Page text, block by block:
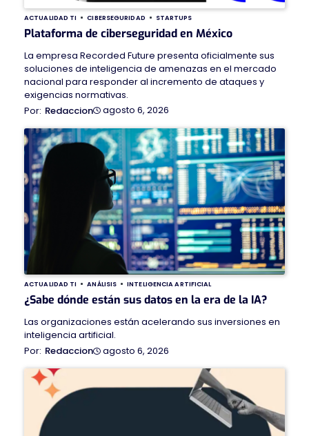
ACTUALIDAD TI CIBERSEGURIDAD STARTUPS
Plataforma de ciberseguridad en México
La empresa Recorded Future presenta oficialmente sus
soluciones de inteligencia de amenazas en el mercado
nacional para responder al incremento de ataques y
exigencias normativas.
Redaccion
agosto 6, 2026
ACTUALIDAD TI ANÁLISIS INTELIGENCIA ARTIFICIAL
¿Sabe dónde están sus datos en la era de la IA?
Las organizaciones están acelerando sus inversiones en
inteligencia artificial.
Redaccion
agosto 6, 2026